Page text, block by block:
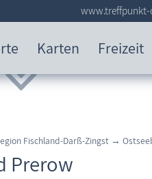
Karten Freizeit
www.treffpunkt-
Fischland-Darß-Zingst →
Prerow